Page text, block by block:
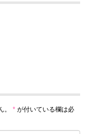
* が付いている欄は必